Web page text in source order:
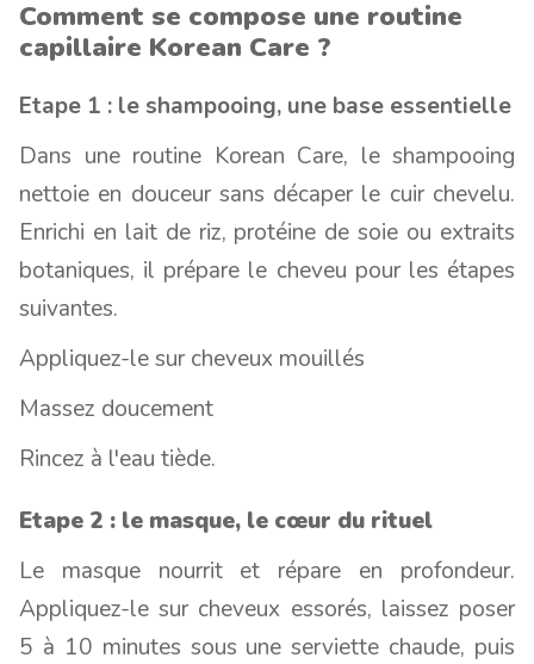
Comment se compose une routine
capillaire Korean Care ?
Etape 1 : le shampooing, une base essentielle
Dans une routine Korean Care, le shampooing
nettoie en douceur sans décaper le cuir chevelu.
Enrichi en lait de riz, protéine de soie ou extraits
botaniques, il prépare le cheveu pour les étapes
suivantes.
Appliquez-le sur cheveux mouillés
Massez doucement
Rincez à l'eau tiède.
Etape 2 : le masque, le cœur du rituel
Le masque nourrit et répare en profondeur.
Appliquez-le sur cheveux essorés, laissez poser
5 à 10 minutes sous une serviette chaude, puis